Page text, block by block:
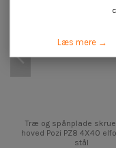
Træ og spånplade
hoved Pozi PZ8 4X40
stål
Læs mere →